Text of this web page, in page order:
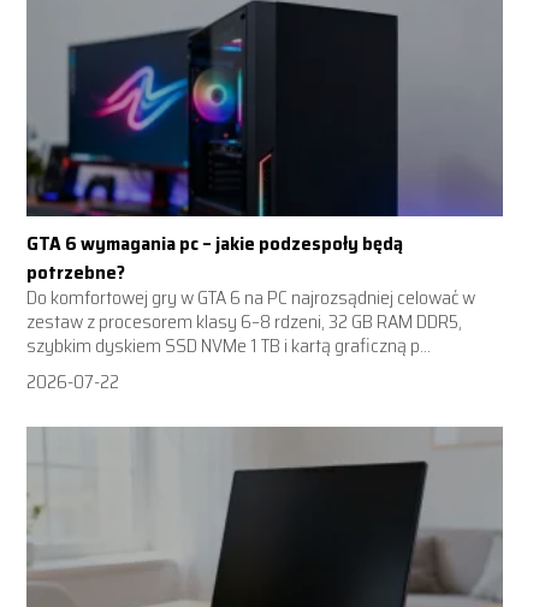
GTA 6 wymagania pc – jakie podzespoły będą
potrzebne?
Do komfortowej gry w GTA 6 na PC najrozsądniej celować w
zestaw z procesorem klasy 6–8 rdzeni, 32 GB RAM DDR5,
szybkim dyskiem SSD NVMe 1 TB i kartą graficzną p...
2026-07-22